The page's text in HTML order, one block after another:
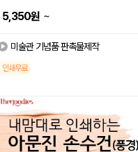
5,350원 ~
미술관 기념품 판촉물제작
인쇄무료